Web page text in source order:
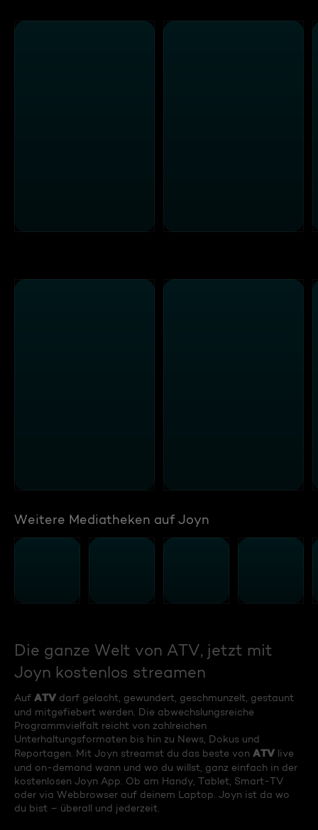
Weitere Mediatheken auf Joyn
Die ganze Welt von ATV, jetzt mit
Joyn kostenlos streamen
Auf ATV darf gelacht, gewundert, geschmunzelt, gestaunt
und mitgefiebert werden. Die abwechslungsreiche
Programmvielfalt reicht von zahlreichen
Unterhaltungsformaten bis hin zu News, Dokus und
Reportagen. Mit Joyn streamst du das beste von ATV live
und on-demand wann und wo du willst, ganz einfach in der
kostenlosen Joyn App. Ob am Handy, Tablet, Smart-TV
oder via Webbrowser auf deinem Laptop. Joyn ist da wo
du bist – überall und jederzeit.